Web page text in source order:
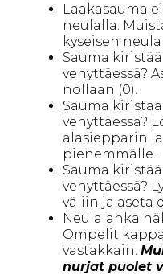
Laakasauma
neulalla.
kyseisen
Sauma
venyttäessä?
nollaan (0).
Sauma
venyttäessä?
alasiepparin
pienemmälle.
Sauma
venyttäessä?
väliin ja aseta
Neulalanka
Ompelit
vastakkain.
nurjat puolet